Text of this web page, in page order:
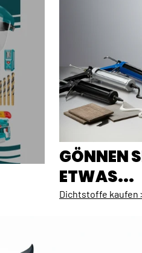
GÖNNEN
ETWAS...
Dichtstoffe kaufen